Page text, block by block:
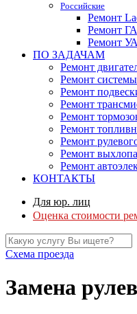
Российские
Ремонт
Ремонт
Ремонт
ПО ЗАДАЧАМ
Ремонт
Ремонт
Ремонт
Ремонт
Ремонт
Ремонт
Ремонт
Ремонт выхлопа
Ремонт
КОНТАКТЫ
Для юр. лиц
Оценка стоимости
Схема проезда
Замена